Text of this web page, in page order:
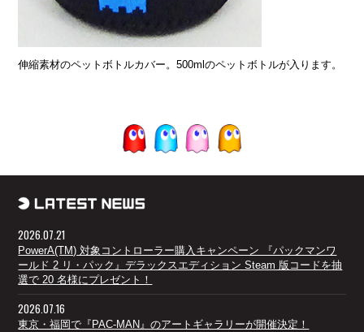
伸縮素材のペットボトルカバー。500mlのペットボトルが入ります。
2026.07.21
PowerA(TM) 対象コントローラー購入キャンペーン 『パックマンワ
ールド 2 リ・パック』デラックスエディション Steam 版コードを抽
選で 20 名様にプレゼント！
2026.07.16
東京・福岡で『PAC-MAN』のアートギャラリーが開催決定！